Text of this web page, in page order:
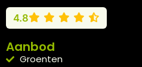
4.8
Aanbod
Groenten